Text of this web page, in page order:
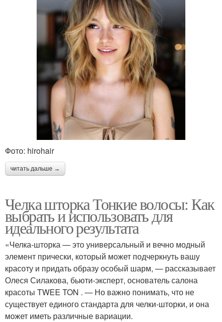
Фото: hirohair
читать дальше →
Челка шторка Тонкие волосы: Как
выбрать и использовать для
идеального результата
«Челка-шторка — это универсальный и вечно модный
элемент прически, который может подчеркнуть вашу
красоту и придать образу особый шарм, — рассказывает
Олеся Силакова, бьюти-эксперт, основатель салона
красоты TWEE TON . — Но важно понимать, что не
существует единого стандарта для челки-шторки, и она
может иметь различные вариации.